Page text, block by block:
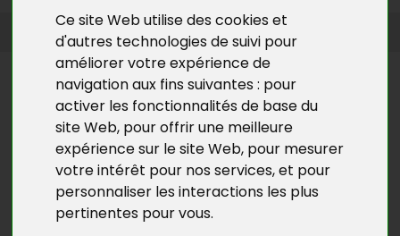
Ce site Web utilise des cookies et
d'autres technologies de suivi pour
améliorer votre expérience de
navigation aux fins suivantes : pour
activer les fonctionnalités de base du
site Web, pour offrir une meilleure
expérience sur le site Web, pour mesurer
votre intérêt pour nos services,et pour
personnaliser les interactions les plus
pertinentes pour vous.
ACCUEIL> L’ACTU DE BGE YVELINES>L'ACTU DE LA CRÉATION
D’ENTREPRISES EN YVELINES
L’ACTU DE BGE YVELINES
"IL FAUT SAUVER LES JEUNES
ENTREPRISES !" : INTERVIEW DE
MICHEL ZELLA SUR TVFIL 78
A l'occasion de la parution du plaidoyer de BGE